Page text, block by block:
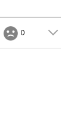
0